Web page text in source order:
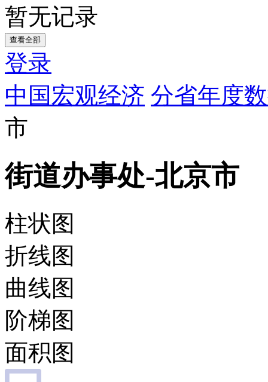
暂无记录
查看全部
登录
中国宏观经济 分省年度
市
街道办事处-北京市
柱状图
折线图
曲线图
阶梯图
面积图